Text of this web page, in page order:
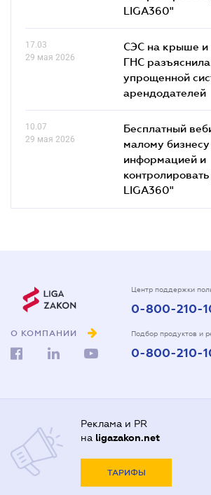
LIGA360"
17.03
29 мая 2026
СЭС на крыше и
ГНС
упрощенной
арендодателей
10.07
29 мая 2026
Бесплатный
малому
информацией и
LIGA360"
О КОМПАНИИ
Центр поддержки
0-800-210-
Подбор продуктов и
0-800-210-
Реклама и PR
на ligazakon.net
ТАРИФЫ